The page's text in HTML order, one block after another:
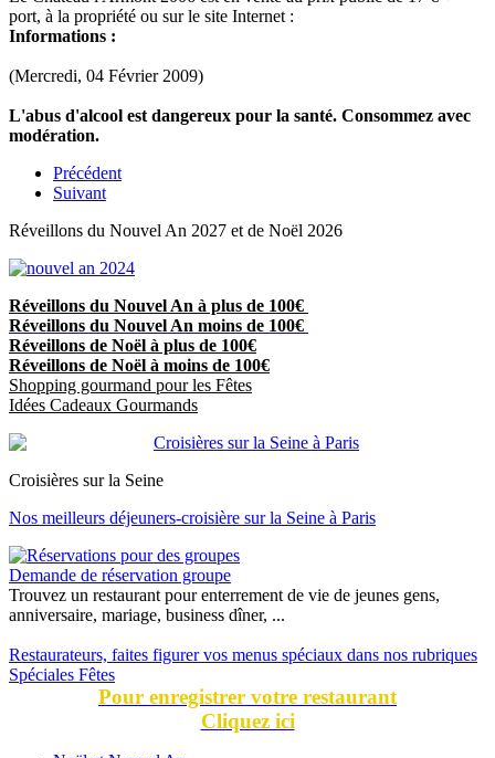
port, à la propriété ou sur le site Internet :
Informations :
(Mercredi, 04 Février 2009)
L'abus d'alcool est dangereux pour la santé. Consommez avec
modération.
Précédent
Suivant
Réveillons du Nouvel An 2027 et de Noël 2026
Réveillons du Nouvel An à plus de 100€
Réveillons du Nouvel An moins de 100€
Réveillons de Noël à plus de 100€
Réveillons de Noël à moins de 100€
Shopping gourmand pour les Fêtes
Idées Cadeaux Gourmands
Croisières sur la Seine
Nos meilleurs déjeuners-croisière sur la Seine à Paris
Demande de réservation groupe
Trouvez un restaurant pour enterrement de vie de jeunes gens,
anniversaire, mariage, business dîner, ...
Restaurateurs, faites figurer vos menus spéciaux dans nos rubriques
Spéciales Fêtes
Pour enregistrer votre restaurant
Cliquez ici